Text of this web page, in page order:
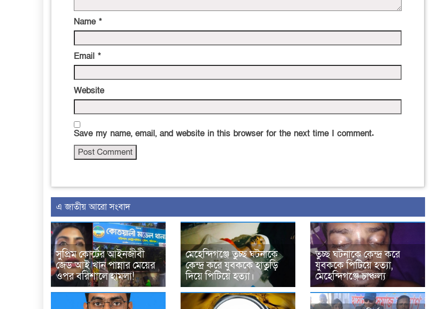
Name *
Email *
Website
Save my name, email, and website in this browser for the next time I comment.
এ জাতীয় আরো সংবাদ
সুপ্রিম কোর্টের আইনজীবী
জেড আই খান পান্নার মেয়ের
ওপর বরিশালে হামলা!
মেহেন্দিগঞ্জে তুচ্ছ ঘটনাকে
কেন্দ্র করে যুবককে হাতুড়ি
দিয়ে পিটিয়ে হত্যা।
তুচ্ছ ঘটনাকে কেন্দ্র করে
যুবককে পিটিয়ে হত্যা,
মেহেন্দিগঞ্জে চাঞ্চল্য